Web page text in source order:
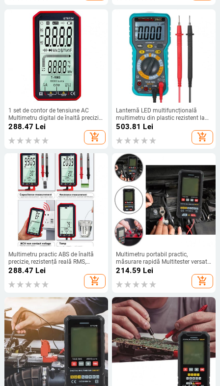
1 set de contor de tensiune AC
Multimetru digital de înaltă precizie
LCD Rezistență de curent AC/DC
288.47 Lei
add_shopping_cart
Lanternă LED multifuncțională
multimetru din plastic rezistent la
rugină pentru industrie
503.81 Lei
add_shopping_cart
Multimetru practic ABS de înaltă
precizie, rezistență reală RMS,
tensiune AC, multimetru inteligent
cu kit stilou, contor de tensiune AC,
aplicație largă
288.47 Lei
add_shopping_cart
Multimetru portabil practic,
măsurare rapidă Multitester versatil
pentru reparații auto, întreținere,
214.59 Lei
add_shopping_cart